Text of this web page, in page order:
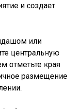
и создает
или
центральную
отметьте края
размещение